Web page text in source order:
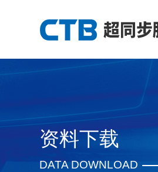
资料下载
DATA DOWNLOAD